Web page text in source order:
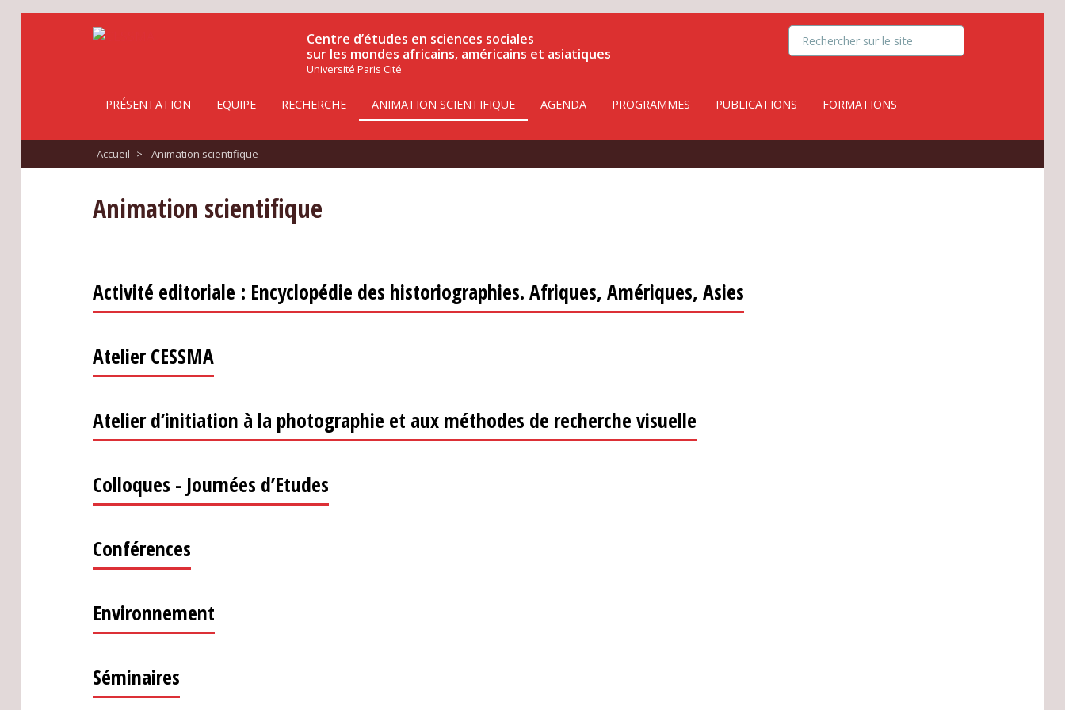
Centre d’études en sciences sociales
sur les mondes africains, américains et asiatiques
Université Paris Cité
PRÉSENTATION EQUIPE RECHERCHE ANIMATION SCIENTIFIQUE AGENDA PROGRAMMES PUBLICATIONS FORMATIONS
Accueil > Animation scientifique
Animation scientifique
Activité editoriale : Encyclopédie des historiographies. Afriques, Amériques, Asies
Atelier CESSMA
Atelier d’initiation à la photographie et aux méthodes de recherche visuelle
Colloques - Journées d’Etudes
Conférences
Environnement
Séminaires